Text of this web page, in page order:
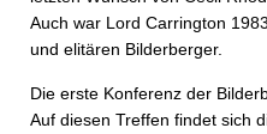
Auch war Lord Carrington
und elitären Bilderberger.
Die erste Konferenz der
Auf diesen Treffen findet sich